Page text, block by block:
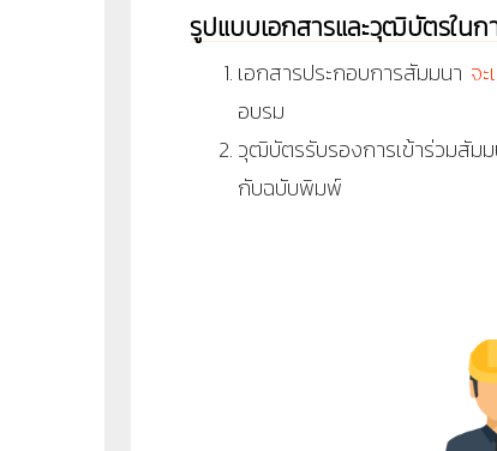
รูปแบบเอกสารและวุฒิบัตรใน
เอกสารประกอบการสัมมนา จ
อบรม
วุฒิบัตรรับรองการเข้าร่วมสัม
กับฉบับพิมพ์